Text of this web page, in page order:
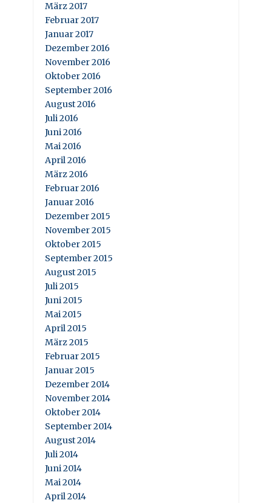
März 2017
Februar 2017
Januar 2017
Dezember 2016
November 2016
Oktober 2016
September 2016
August 2016
Juli 2016
Juni 2016
Mai 2016
April 2016
März 2016
Februar 2016
Januar 2016
Dezember 2015
November 2015
Oktober 2015
September 2015
August 2015
Juli 2015
Juni 2015
Mai 2015
April 2015
März 2015
Februar 2015
Januar 2015
Dezember 2014
November 2014
Oktober 2014
September 2014
August 2014
Juli 2014
Juni 2014
Mai 2014
April 2014